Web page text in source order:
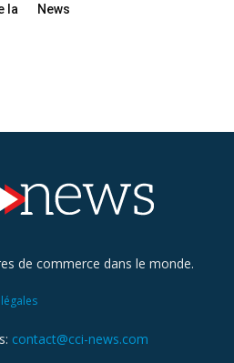
la
News
de commerce dans le monde.
contact@cci-news.com